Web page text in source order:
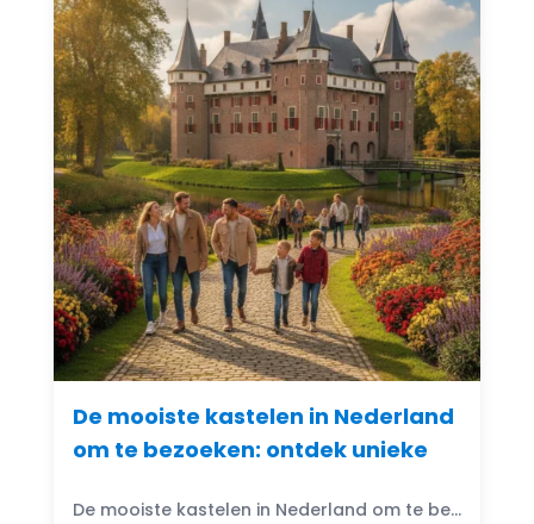
De mooiste kastelen in Nederland
om te bezoeken: ontdek unieke
De mooiste kastelen in Nederland om te bezoeken: Denk je ooit aan de magische wereld van kastelen? Nederland heeft prachtige kastelen die wachten om ontdekt te worden. Van imposante torens...